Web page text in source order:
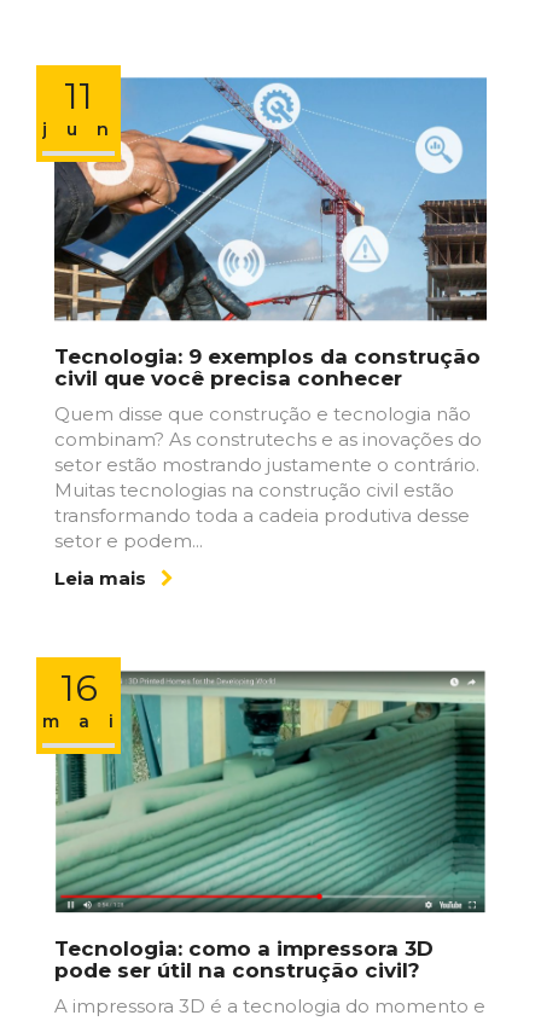
11
jun
Tecnologia: 9 exemplos da construção
civil que você precisa conhecer
Quem disse que construção e tecnologia não
combinam? As construtechs e as inovações do
setor estão mostrando justamente o contrário.
Muitas tecnologias na construção civil estão
transformando toda a cadeia produtiva desse
setor e podem...
Leia mais
16
maio
Tecnologia: como a impressora 3D
pode ser útil na construção civil?
A impressora 3D é a tecnologia do momento e